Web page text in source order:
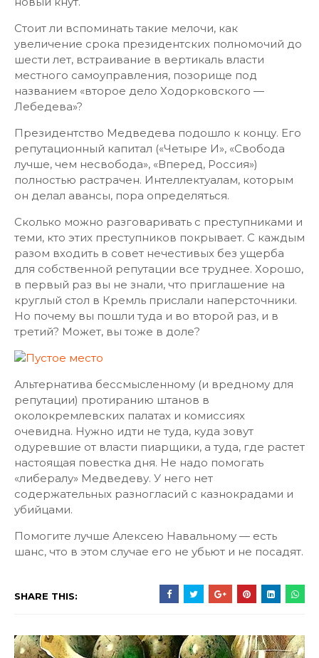
Стоит ли вспоминать такие мелочи, как
увеличение срока президентских полномочий до
шести лет, встраивание в вертикаль власти
местного самоуправления, позорище под
названием «второе дело Ходорковского —
Лебедева»?
Президентство Медведева подошло к концу. Его
репутационный капитал («Четыре И», «Свобода
лучше, чем несвобода», «Вперед, Россия»)
полностью растрачен. Интеллектуалам, которым
он делал авансы, пора определяться.
Сколько можно разговаривать с преступниками и
теми, кто этих преступников покрывает. С каждым
разом входить в совет нечестивых без ущерба
для собственной репутации все труднее. Хорошо,
в первый раз вы не знали, что приглашение на
круглый стол в Кремль прислали наперсточники.
Но почему вы пошли туда и во второй раз, и в
третий? Может, вы тоже в доле?
Альтернатива бессмысленному (и вредному для
репутации) протиранию штанов в
околокремлевских палатах и комиссиях
очевидна. Нужно идти не туда, куда зовут
одуревшие от власти пиарщики, а туда, где растет
настоящая повестка дня. Не надо помогать
«либералу» Медведеву. У него нет
содержательных разногласий с казнокрадами и
убийцами.
Помогите лучше Алексею Навальному — есть
шанс, что в этом случае его не убьют и не посадят.
SHARE THIS: